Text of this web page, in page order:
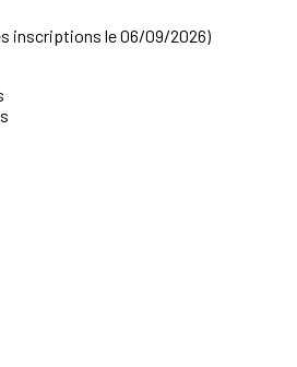
inscriptions le 06/09/2026)